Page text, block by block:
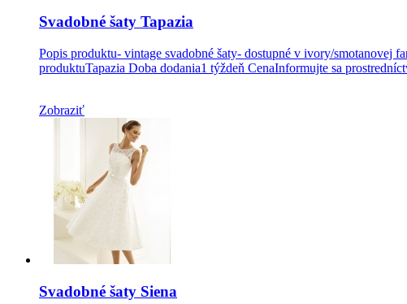
Svadobné šaty Tapazia
Popis produktu- vintage svadobné šaty- dostupné v ivory/
produktuTapazia Doba dodania1 týždeň CenaInformujte sa
Zobraziť
Svadobné šaty Siena